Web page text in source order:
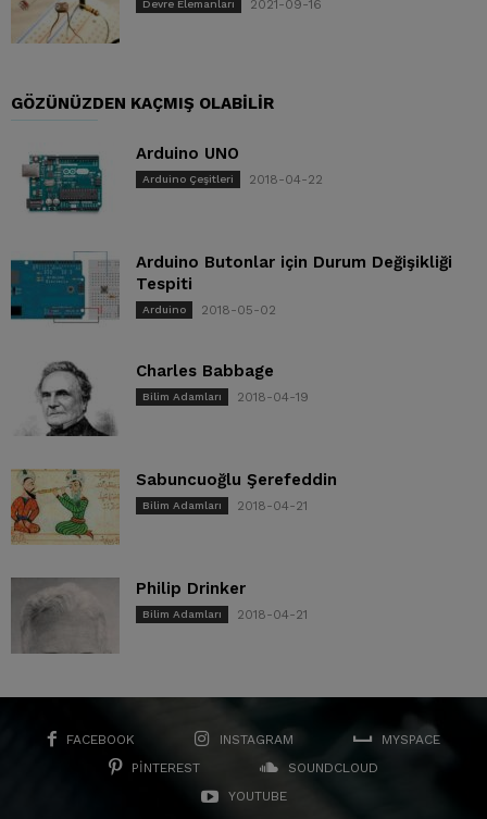
Devre Elemanları 2021-09-16
GÖZÜNÜZDEN KAÇMIŞ OLABILIR
Arduino UNO
Arduino Çeşitleri 2018-04-22
Arduino Butonlar için Durum Değişikliği
Tespiti
Arduino 2018-05-02
Charles Babbage
Bilim Adamları 2018-04-19
Sabuncuoğlu Şerefeddin
Bilim Adamları 2018-04-21
Philip Drinker
Bilim Adamları 2018-04-21
FACEBOOK INSTAGRAM
MYSPACE
PINTEREST
SOUNDCLOUD
YOUTUBE